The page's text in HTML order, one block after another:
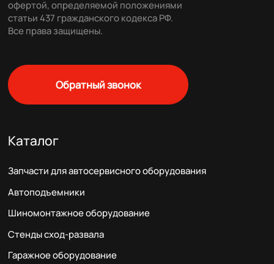
офертой, определяемой положениями
статьи 437 гражданского кодекса РФ.
Все права защищены.
Обратный звонок
Каталог
Запчасти для автосервисного оборудования
Автоподъемники
Шиномонтажное оборудование
Стенды сход-развала
Гаражное оборудование